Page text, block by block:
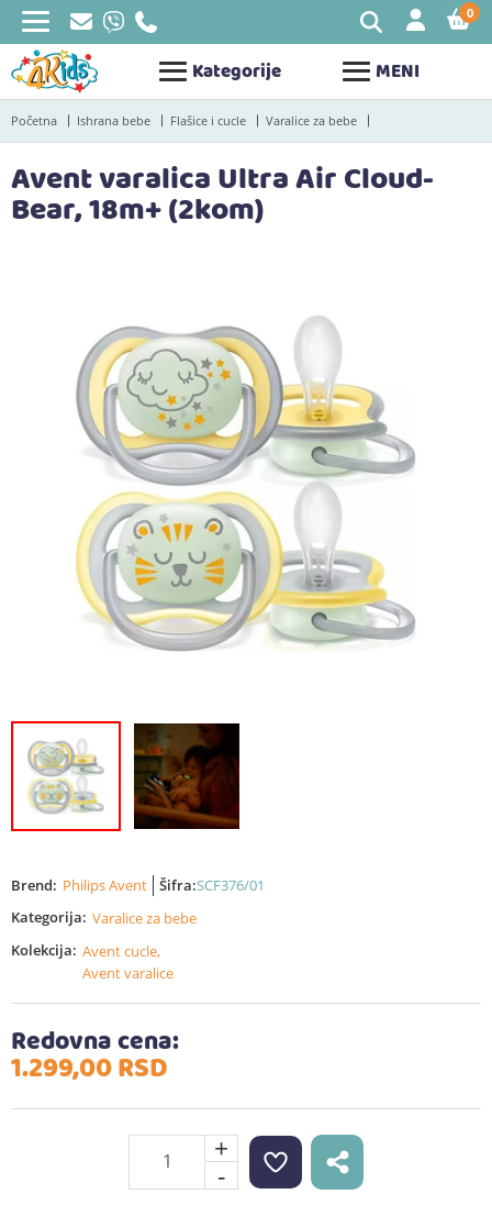
Kategorije MENI
0
Početna Ishrana bebe Flašice i cucle Varalice za bebe
Avent varalica Ultra Air Cloud-
Bear, 18m+ (2kom)
Brend: Philips Avent Šifra:SCF376/01
Kategorija: Varalice za bebe
Kolekcija: Avent cucle,
Avent varalice
Redovna cena:
1.299,00RSD
+
-